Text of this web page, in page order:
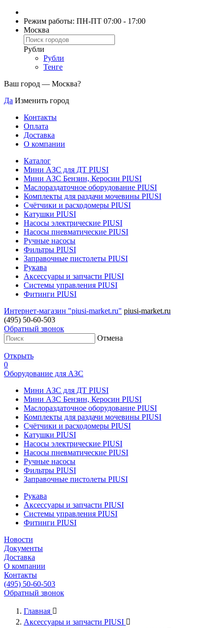
Режим работы: ПН-ПТ 07:00 - 17:00
Москва
Рубли
Рубли
Тенге
Ваш город — Москва?
Да Изменить город
Контакты
Оплата
Доставка
О компании
Каталог
Мини АЗС для ДТ PIUSI
Мини АЗС Бензин, Керосин PIUSI
Маслораздаточное оборудование PIUSI
Комплекты для раздачи мочевины PIUSI
Счётчики и расходомеры PIUSI
Катушки PIUSI
Насосы электрические PIUSI
Насосы пневматические PIUSI
Ручные насосы
Фильтры PIUSI
Заправочные пистолеты PIUSI
Рукава
Аксессуары и запчасти PIUSI
Системы управления PIUSI
Фитинги PIUSI
Интернет-магазин "piusi-market.ru" piusi-market.ru
(495) 50-60-503
Обратный звонок
Отмена
Открыть
0
Оборудование для АЗС
Мини АЗС для ДТ PIUSI
Мини АЗС Бензин, Керосин PIUSI
Маслораздаточное оборудование PIUSI
Комплекты для раздачи мочевины PIUSI
Счётчики и расходомеры PIUSI
Катушки PIUSI
Насосы электрические PIUSI
Насосы пневматические PIUSI
Ручные насосы
Фильтры PIUSI
Заправочные пистолеты PIUSI
Рукава
Аксессуары и запчасти PIUSI
Системы управления PIUSI
Фитинги PIUSI
Новости
Документы
Доставка
О компании
Контакты
(495) 50-60-503
Обратный звонок
Главная 
Аксессуары и запчасти PIUSI 